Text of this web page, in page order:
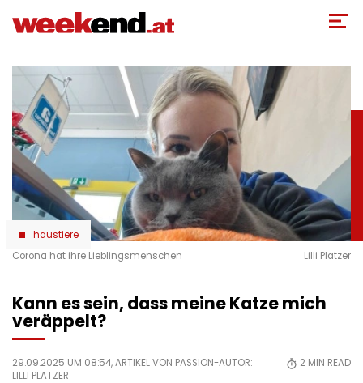
zum
haustiere
Corona hat ihre Lieblingsmenschen
Lilli Platzer
Kann es sein, dass meine Katze mich
veräppelt?
29.09.2025 UM 08:54, ARTIKEL VON PASSION-AUTOR:
LILLI PLATZER
2 MIN READ